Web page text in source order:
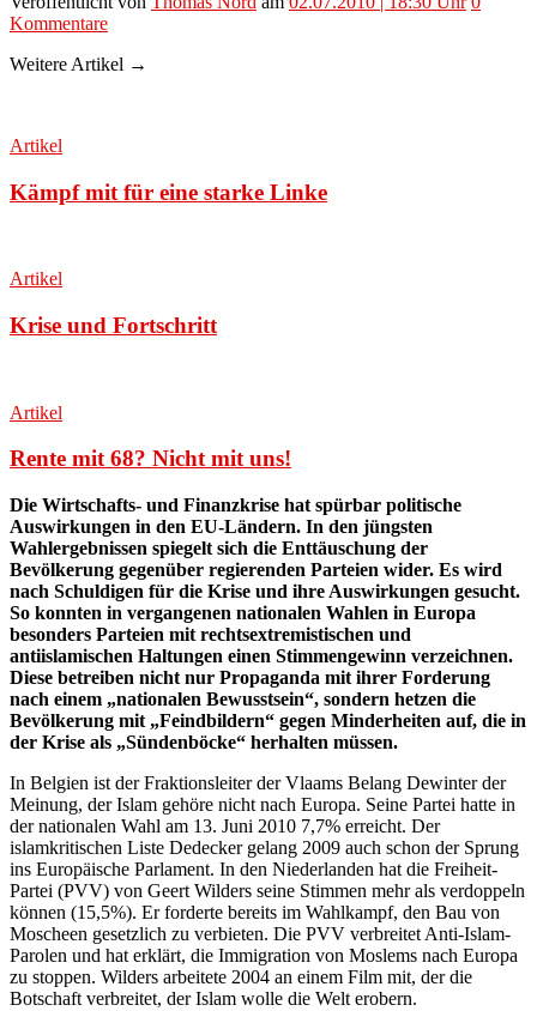
Kommentare
Weitere Artikel →
Artikel
Kämpf mit für eine starke Linke
Artikel
Krise und Fortschritt
Artikel
Rente mit 68? Nicht mit uns!
Die Wirtschafts- und Finanzkrise hat spürbar politische
Auswirkungen in den EU-Ländern. In den jüngsten
Wahlergebnissen spiegelt sich die Enttäuschung der
Bevölkerung gegenüber regierenden Parteien wider. Es wird
nach Schuldigen für die Krise und ihre Auswirkungen gesucht.
So konnten in vergangenen nationalen Wahlen in Europa
besonders Parteien mit rechtsextremistischen und
antiislamischen Haltungen einen Stimmengewinn verzeichnen.
Diese betreiben nicht nur Propaganda mit ihrer Forderung
nach einem „nationalen Bewusstsein“, sondern hetzen die
Bevölkerung mit „Feindbildern“ gegen Minderheiten auf, die in
der Krise als „Sündenböcke“ herhalten müssen.
In Belgien ist der Fraktionsleiter der Vlaams Belang Dewinter der
Meinung, der Islam gehöre nicht nach Europa. Seine Partei hatte in
der nationalen Wahl am 13. Juni 2010 7,7% erreicht. Der
islamkritischen Liste Dedecker gelang 2009 auch schon der Sprung
ins Europäische Parlament. In den Niederlanden hat die Freiheit-
Partei (PVV) von Geert Wilders seine Stimmen mehr als verdoppeln
können (15,5%). Er forderte bereits im Wahlkampf, den Bau von
Moscheen gesetzlich zu verbieten. Die PVV verbreitet Anti-Islam-
Parolen und hat erklärt, die Immigration von Moslems nach Europa
zu stoppen. Wilders arbeitete 2004 an einem Film mit, der die
Botschaft verbreitet, der Islam wolle die Welt erobern.